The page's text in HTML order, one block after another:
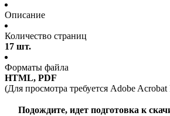
Описание
Количество страниц
17 шт.
Форматы файла
HTML, PDF
(Для просмотра требуется Adobe Acrobat
Подождите, идет подготовка к